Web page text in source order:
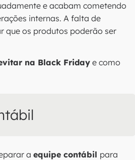
e acabam cometendo
internas. A falta de
que os produtos poderão ser
na Black Fridaye como
a equipe contábil para